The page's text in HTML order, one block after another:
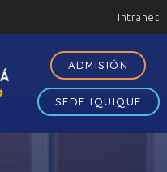
Intranet
ADMISIÓN
SEDE IQUIQUE